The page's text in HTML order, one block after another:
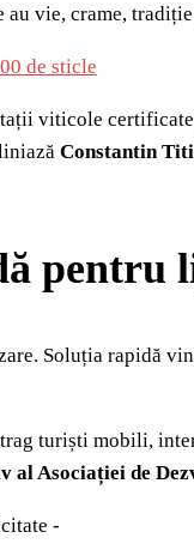
au vie, crame,
de sticle
viticole
Constantin
pentru
Soluția rapidă
turiști mobili,
al Asociației de
-